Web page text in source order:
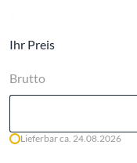
Ihr Preis
Brutto
Lieferbar ca. 24.08.2026